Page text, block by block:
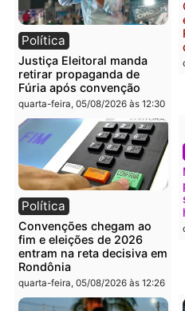
Polícia
O dinheiro do crime: PF
apreende R$ 2 milhões em
Porto Velho e expõe
esquema milionário de
lavagem
quarta-feira, 05/08/2026 às 12:46
Política